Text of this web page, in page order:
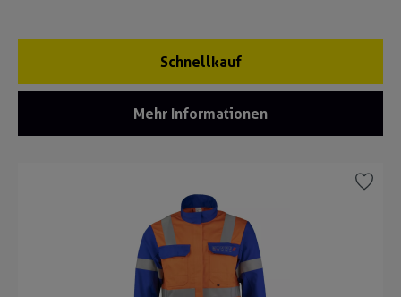
Schnellkauf
Mehr Informationen